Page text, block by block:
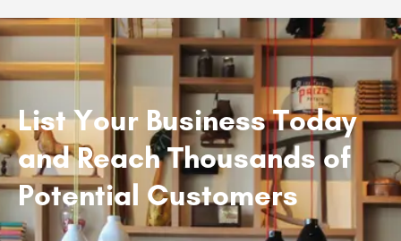
List Your Business Today
and Reach Thousands of
Potential Customers